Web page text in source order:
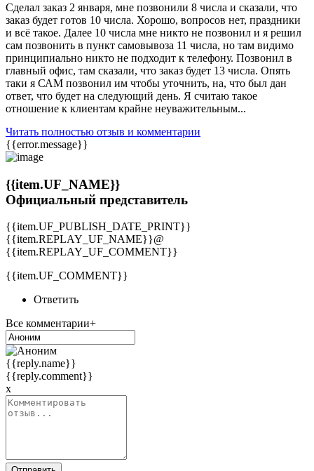
Сделал заказ 2 января, мне позвонили 8 числа и сказали, что
заказ будет готов 10 числа. Хорошо, вопросов нет, праздники
и всё такое. Далее 10 числа мне никто не позвонил и я решил
сам позвонить в пункт самовывоза 11 числа, но там видимо
принципиально никто не подходит к телефону. Позвонил в
главный офис, там сказали, что заказ будет 13 числа. Опять
таки я САМ позвонил им чтобы уточнить, на, что был дан
ответ, что будет на следующий день. Я считаю такое
отношение к клиентам крайне неуважительным...
Читать полностью отзыв и комментарии
{{error.message}}
{{item.UF_NAME}}
Официальный представитель
{{item.UF_PUBLISH_DATE_PRINT}}
{{item.REPLAY_UF_NAME}}@
{{item.REPLAY_UF_COMMENT}}
{{item.UF_COMMENT}}
Ответить
Все комментарии+
{{reply.name}}
{{reply.comment}}
x